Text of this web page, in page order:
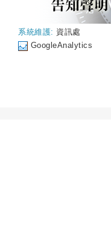
系統維護: 資訊處
GoogleAnalytics